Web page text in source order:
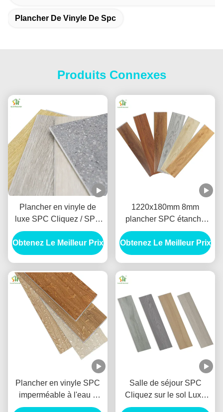
Plancher De Vinyle De Spc
Produits Connexes
Plancher en vinyle de
luxe SPC Cliquez / SPC
plancher en vinyle de
luxe à noyau rigide pour
bureau
Obtenez Le Meilleur Prix
1220x180mm 8mm
plancher SPC étanche
SPC vinyle Cliquez sur le
sol Pour le salon
chambre à coucher
Obtenez Le Meilleur Prix
Plancher en vinyle SPC
imperméable à l'eau 5
mm 48 pouces Résistant
Salle de séjour SPC
Cliquez sur le sol Luxe
Vinyle rigide plancher